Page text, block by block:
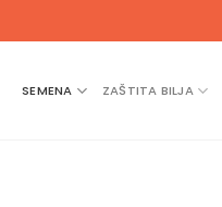
SEMENA ZAŠTITA BILJA